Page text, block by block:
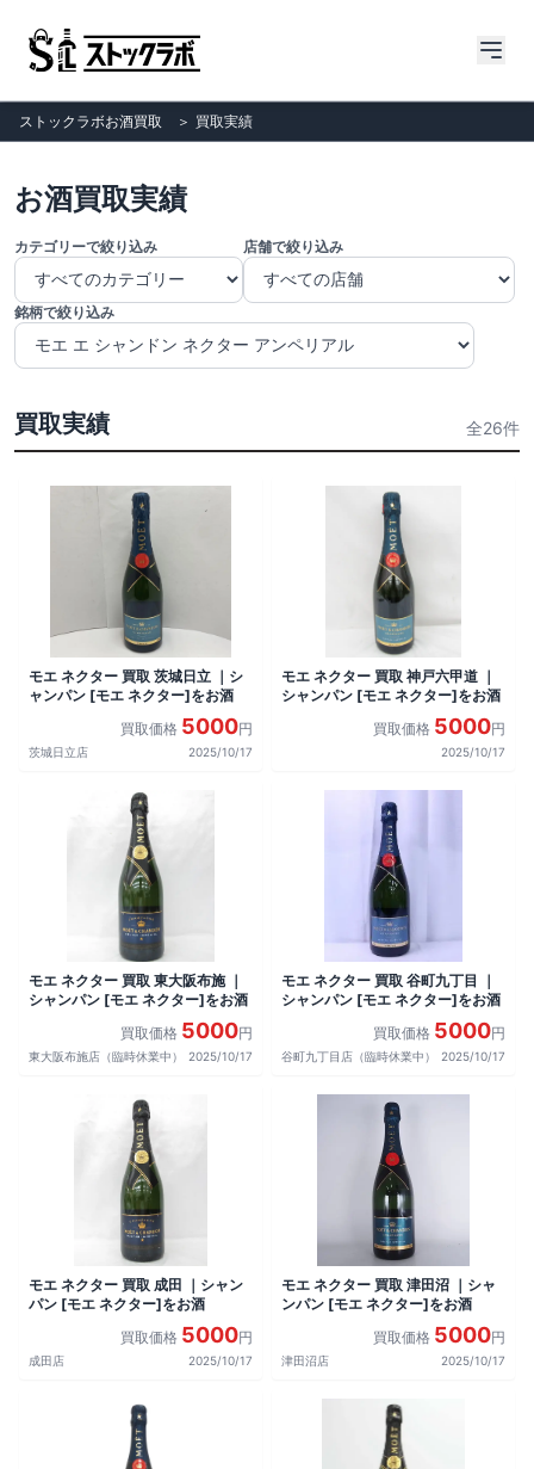
ストックラボお酒買取 ＞ 買取実績
お酒買取実績
カテゴリーで絞り込み 店舗で絞り込み
銘柄で絞り込み
買取実績 全26件
モエ ネクター 買取 茨城日立 ｜シ
ャンパン [モエ ネクター]をお酒
買取価格 5000円
茨城日立店 2025/10/17
モエ ネクター 買取 神戸六甲道 ｜
シャンパン [モエ ネクター]をお酒
買取価格 5000円
2025/10/17
モエ ネクター 買取 東大阪布施 ｜
シャンパン [モエ ネクター]をお酒
買取価格 5000円
東大阪布施店（臨時休業中） 2025/10/17
モエ ネクター 買取 谷町九丁目 ｜
シャンパン [モエ ネクター]をお酒
買取価格 5000円
谷町九丁目店（臨時休業中） 2025/10/17
モエ ネクター 買取 成田 ｜シャン
パン [モエ ネクター]をお酒
買取価格 5000円
成田店 2025/10/17
モエ ネクター 買取 津田沼 ｜シャ
ンパン [モエ ネクター]をお酒
買取価格 5000円
津田沼店 2025/10/17